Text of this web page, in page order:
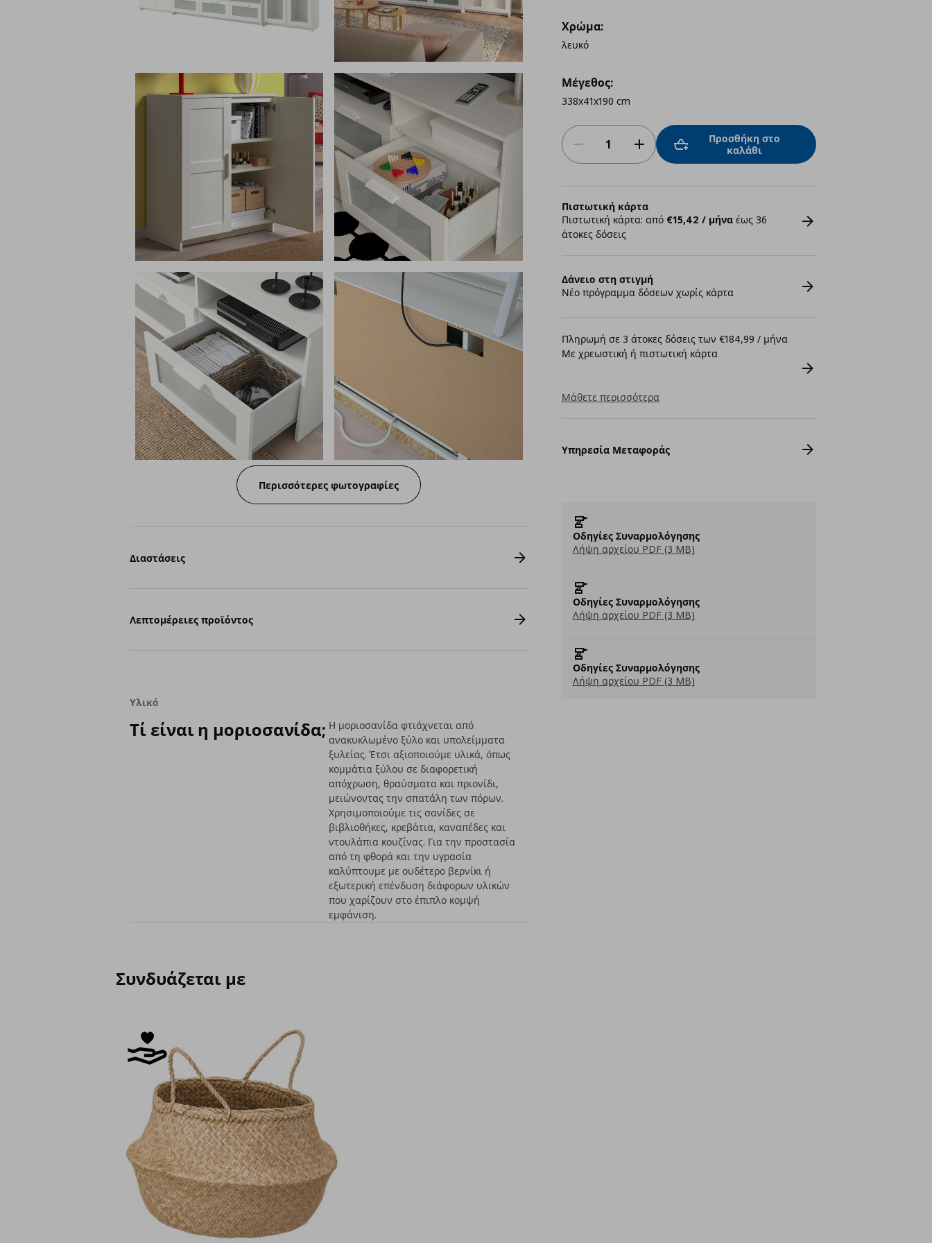
Περισσότερες φωτογραφίες
Χρώμα:
λευκό
Μέγεθος:
338x41x190 cm
Προσθήκη στο
καλάθι
Πιστωτική κάρτα
Πιστωτική κάρτα: από €15,42 / μήναέως 36
άτοκες δόσεις
Δάνειο στη στιγμή
Νέο πρόγραμμα δόσεων χωρίς κάρτα
Πληρωμή σε 3 άτοκες δόσεις των €184,99 / μήνα
Με χρεωστική ή πιστωτική κάρτα
Μάθετε περισσότερα
Υπηρεσία Μεταφοράς
Οδηγίες Συναρμολόγησης
Λήψη αρχείου PDF (3 MB)
Οδηγίες Συναρμολόγησης
Λήψη αρχείου PDF (3 MB)
Οδηγίες Συναρμολόγησης
Λήψη αρχείου PDF (3 MB)
Διαστάσεις
Λεπτομέρειες προϊόντος
Υλικό
Τί είναι η μοριοσανίδα; Η μοριοσανίδα φτιάχνεται από
ανακυκλωμένο ξύλο και υπολείμματα
ξυλείας. Έτσι αξιοποιούμε υλικά, όπως
κομμάτια ξύλου σε διαφορετική
απόχρωση, θραύσματα και πριονίδι,
μειώνοντας την σπατάλη των πόρων.
Χρησιμοποιούμε τις σανίδες σε
βιβλιοθήκες, κρεβάτια, καναπέδες και
ντουλάπια κουζίνας. Για την προστασία
από τη φθορά και την υγρασία
καλύπτουμε με ουδέτερο βερνίκι ή
εξωτερική επένδυση διάφορων υλικών
που χαρίζουν στο έπιπλο κομψή
εμφάνιση.
Συνδυάζεται με